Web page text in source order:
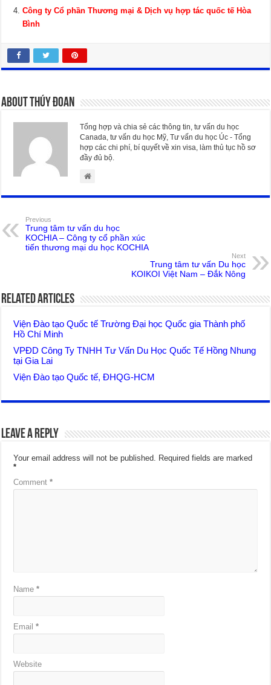
Công ty Cổ phần Thương mại & Dịch vụ hợp tác quốc tế Hòa
Bình
About Thúy Đoan
Tổng hợp và chia sẻ các thông tin, tư vấn du học
Canada, tư vấn du học Mỹ, Tư vấn du học Úc - Tổng
hợp các chi phí, bí quyết về xin visa, làm thủ tục hồ sơ
đầy đủ bộ.
Previous
Trung tâm tư vấn du học
KOCHIA – Công ty cổ phần xúc
tiến thương mại du học KOCHIA
Next
Trung tâm tư vấn Du học
KOIKOI Việt Nam – Đắk Nông
Related Articles
Viện Đào tạo Quốc tế Trường Đại học Quốc gia Thành phố
Hồ Chí Minh
VPĐD Công Ty TNHH Tư Vấn Du Học Quốc Tế Hồng Nhung
tại Gia Lai
Viện Đào tạo Quốc tế, ĐHQG-HCM
Leave a Reply
Your email address will not be published. Required fields are marked
*
Comment*
Name*
Email*
Website